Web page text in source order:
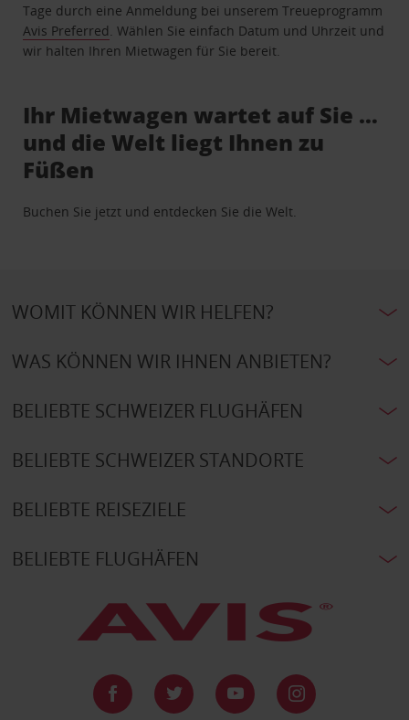
Tage durch eine Anmeldung bei unserem Treueprogramm
Avis Preferred . Wählen Sie einfach Datum und Uhrzeit und
wir halten Ihren Mietwagen für Sie bereit.
Ihr Mietwagen wartet auf Sie …
und die Welt liegt Ihnen zu
Füßen
Buchen Sie jetzt und entdecken Sie die Welt.
WOMIT KÖNNEN WIR HELFEN?
WAS KÖNNEN WIR IHNEN ANBIETEN?
BELIEBTE SCHWEIZER FLUGHÄFEN
BELIEBTE SCHWEIZER STANDORTE
BELIEBTE REISEZIELE
BELIEBTE FLUGHÄFEN